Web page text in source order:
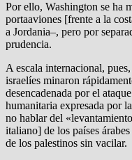
Por ello, Washington se ha
portaaviones [frente a la
a Jordania–, pero por
prudencia.
A escala internacional,
israelíes minaron
desencadenada por el
humanitaria expresada por
no hablar del
italiano] de los países
de los palestinos sin vacilar.